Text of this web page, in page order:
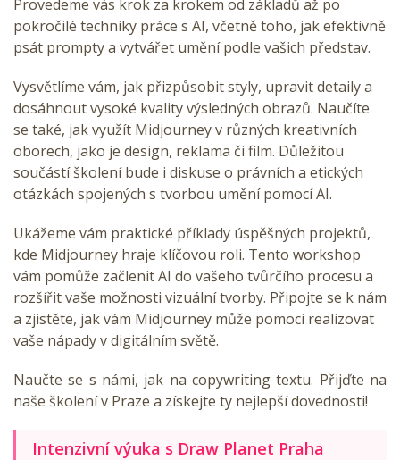
Provedeme vás krok za krokem od základů až po
pokročilé techniky práce s AI, včetně toho, jak efektivně
psát prompty a vytvářet umění podle vašich představ.
Vysvětlíme vám, jak přizpůsobit styly, upravit detaily a
dosáhnout vysoké kvality výsledných obrazů. Naučíte
se také, jak využít Midjourney v různých kreativních
oborech, jako je design, reklama či film. Důležitou
součástí školení bude i diskuse o právních a etických
otázkách spojených s tvorbou umění pomocí AI.
Ukážeme vám praktické příklady úspěšných projektů,
kde Midjourney hraje klíčovou roli. Tento workshop
vám pomůže začlenit AI do vašeho tvůrčího procesu a
rozšířit vaše možnosti vizuální tvorby. Připojte se k nám
a zjistěte, jak vám Midjourney může pomoci realizovat
vaše nápady v digitálním světě.
Naučte se s námi, jak na copywriting textu. Přijďte na
naše školení v Praze a získejte ty nejlepší dovednosti!
Intenzivní výuka s Draw Planet Praha